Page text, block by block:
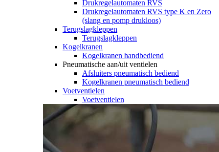
Drukregelautomaten RVS
Drukregelautomaten RVS type K en Zero
(slang en pomp drukloos)
Terugslagkleppen
Terugslagkleppen
Kogelkranen
Kogelkranen handbediend
Pneumatische aan/uit ventielen
Afsluiters pneumatisch bediend
Kogelkranen pneumatisch bediend
Voetventielen
Voetventielen